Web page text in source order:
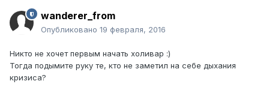
wanderer_from
Опубликовано 19 февраля, 2016
Никто не хочет первым начать холивар :)
Тогда подымите руку те, кто не заметил на себе дыхания
кризиса?